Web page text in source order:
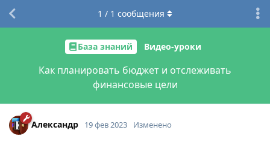
База знаний Видео-уроки
Как планировать бюджет и отслеживать
финансовые цели
1 / 1 сообщения
Александр 19 фев 2023 Изменено